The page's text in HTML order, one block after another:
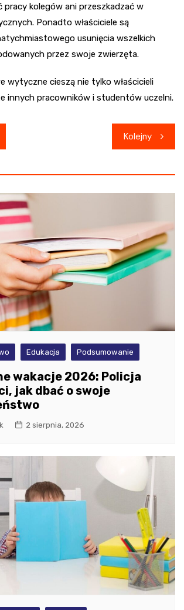
pracy kolegów ani przeszkadzać w
Ponadto właściciele są
usunięcia wszelkich
przez swoje zwierzęta.
wytyczne cieszą nie tylko właścicieli
innych pracowników i studentów uczelni.
Kolejny
Edukacja Podsumowanie
wakacje 2026: Policja
jak dbać o swoje
2 sierpnia, 2026